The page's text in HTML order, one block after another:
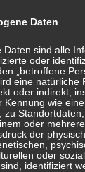
nicht
Daten
Daten sind alle
oder
„betroffene
eine natürliche
oder indirekt,
Kennung wie
zu
oder
der
oder
identifiziert